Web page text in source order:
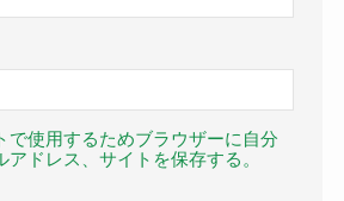
で使用するためブラウザーに自分
アドレス、サイトを保存する。